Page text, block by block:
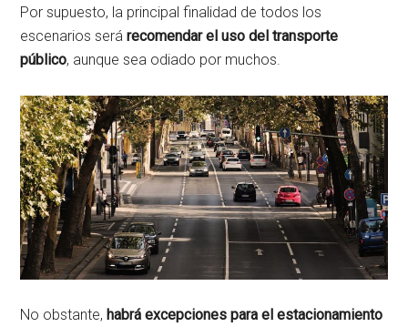
Por supuesto, la principal finalidad de todos los
escenarios serárecomendar el uso del transporte
público, aunque sea odiado por muchos.
No obstante,habrá excepciones para el estacionamiento